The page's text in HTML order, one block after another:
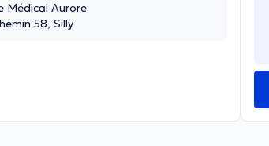
Médical Aurore
58, Silly